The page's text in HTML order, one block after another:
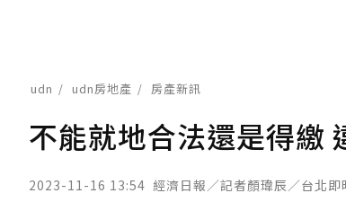
udn udn房地產 房產新訊
不能就地合法還是得繳
2023-11-16 13:54 經濟日報／記者顏瑋辰／台北即